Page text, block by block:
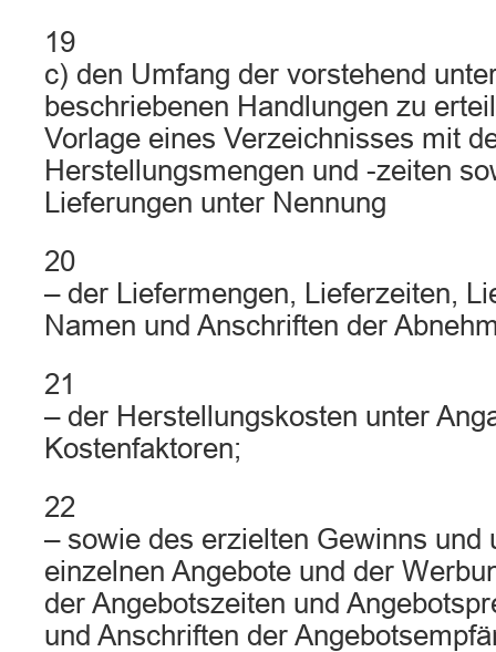
19
c) den Umfang der vorstehend
beschriebenen Handlungen zu
Vorlage eines Verzeichnisses mit
Herstellungsmengen und -zeiten
Lieferungen unter Nennung
20
– der Liefermengen, Lieferzeiten,
Namen und Anschriften der
21
– der Herstellungskosten unter
Kostenfaktoren;
22
– sowie des erzielten Gewinns und
einzelnen Angebote und der
der Angebotszeiten und
und Anschriften der